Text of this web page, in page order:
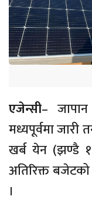
एजेन्सी–
मध्यपूर्वमा जारी
खर्ब येन (झण्डै
अतिरिक्त
।